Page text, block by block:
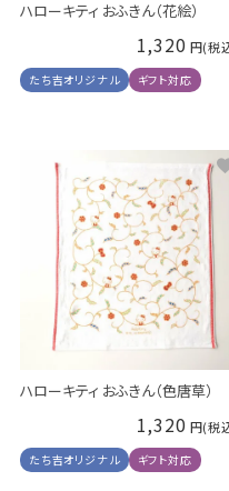
ハローキティ おふきん（花絵）
1,320
たち吉オリジナル ギフト対応
ハローキティ おふきん（色唐草）
1,320
たち吉オリジナル ギフト対応